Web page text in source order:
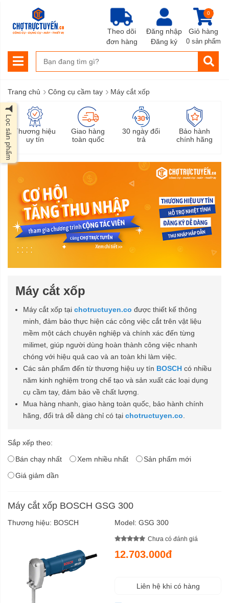
Đăng nhập
Đăng ký
Giỏ hàng
0
0 sản phẩm
Theo dõi
đơn hàng
Trang chủ › Công cụ cầm tay › Máy cắt xốp
Thương hiệu
uy tín
Giao hàng
toàn quốc
30 ngày đổi
trả
Bảo hành
chính hãng
Máy cắt xốp
Máy cắt xốp tại chotructuyen.co được thiết kế thông
minh, đảm bảo thực hiện các công việc cắt trên vật liệu
mềm một cách chuyên nghiệp và chính xác đến từng
milimet, giúp người dùng hoàn thành công việc nhanh
chóng với hiệu quả cao và an toàn khi làm việc.
Các sản phẩm đến từ thương hiệu uy tín BOSCH có nhiều
năm kinh nghiệm trong chế tạo và sản xuất các loại dụng
cụ cầm tay, đảm bảo về chất lượng.
Mua hàng nhanh, giao hàng toàn quốc, bảo hành chính
hãng, đổi trả dễ dàng chỉ có tại chotructuyen.co
Sắp xếp theo:
Bán chạy nhất
Xem nhiều nhất
Sản phẩm mới
Giá giảm dần
Máy cắt xốp BOSCH GSG 300
Thương hiệu: BOSCH Model: GSG 300
Chưa có đánh giá
12.703.000đ
Liên hệ khi có hàng
Lọc sản phẩm